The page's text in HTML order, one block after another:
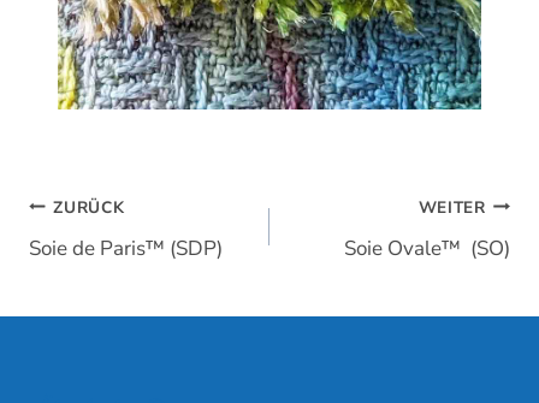
Beitragsnavigation
ZURÜCK
Soie de Paris™ (SDP)
WEITER
Soie Ovale™ (SO)